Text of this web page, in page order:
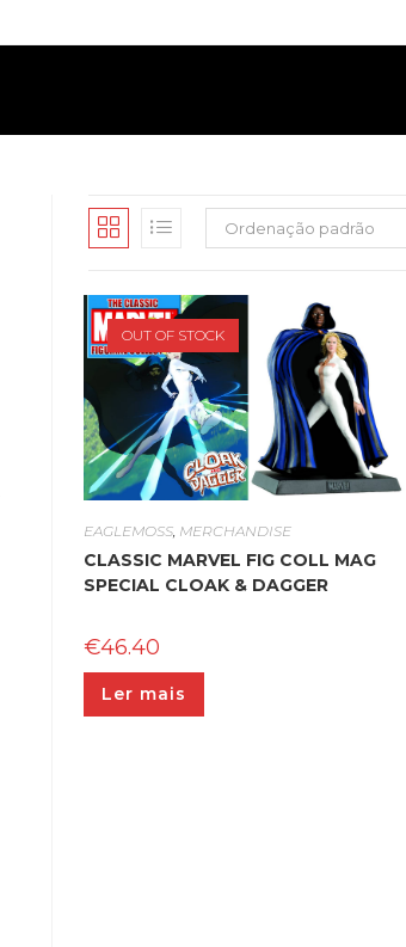
Ordenação padrão
OUT OF STOCK
EAGLEMOSS, MERCHANDISE
CLASSIC MARVEL FIG COLL MAG
SPECIAL CLOAK & DAGGER
€46.40
Ler mais